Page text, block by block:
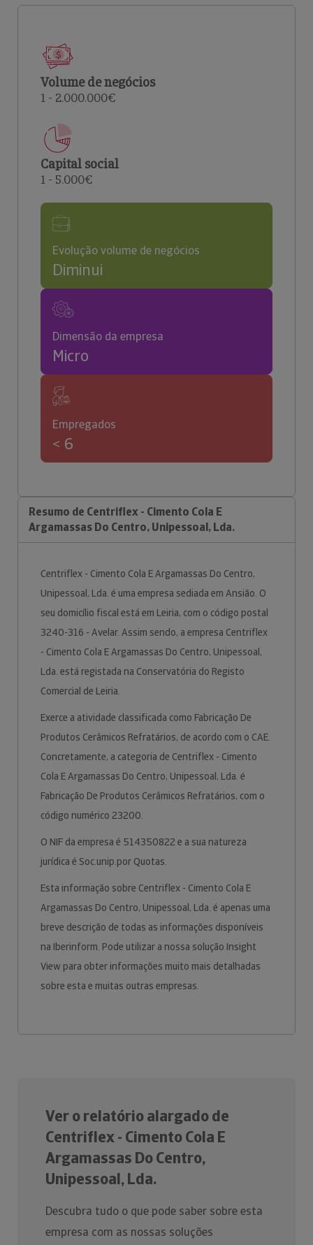
Volume de negócios
1 - 2.000.000€
Capital social
1 - 5.000€
Evolução volume de negócios
Diminui
Dimensão da empresa
Micro
Empregados
< 6
Resumo de Centriflex - Cimento Cola E
Argamassas Do Centro, Unipessoal, Lda.
Centriflex - Cimento Cola E Argamassas Do Centro,
Unipessoal, Lda. é uma empresa sediada em Ansião. O
seu domicílio fiscal está em Leiria, com o código postal
3240-316 - Avelar. Assim sendo, a empresa Centriflex
- Cimento Cola E Argamassas Do Centro, Unipessoal,
Lda. está registada na Conservatória do Registo
Comercial de Leiria.
Exerce a atividade classificada como Fabricação De
Produtos Cerâmicos Refratários, de acordo com o CAE.
Concretamente, a categoria de Centriflex - Cimento
Cola E Argamassas Do Centro, Unipessoal, Lda. é
Fabricação De Produtos Cerâmicos Refratários, com o
código numérico 23200.
O NIF da empresa é 514350822 e a sua natureza
jurídica é Soc.unip.por Quotas.
Esta informação sobre Centriflex - Cimento Cola E
Argamassas Do Centro, Unipessoal, Lda. é apenas uma
breve descrição de todas as informações disponíveis
na Iberinform. Pode utilizar a nossa solução Insight
View para obter informações muito mais detalhadas
sobre esta e muitas outras empresas.
Ver o relatório alargado de
Centriflex - Cimento Cola E
Argamassas Do Centro,
Unipessoal, Lda.
Descubra tudo o que pode saber sobre esta
empresa com as nossas soluções